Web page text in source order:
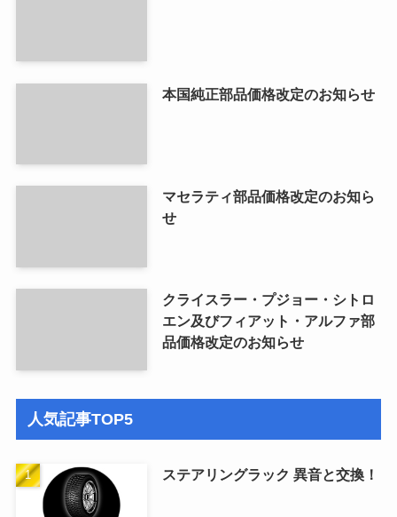
本国純正部品価格改定のお知らせ
マセラティ部品価格改定のお知ら
せ
クライスラー・プジョー・シトロ
エン及びフィアット・アルファ部
品価格改定のお知らせ
人気記事TOP5
ステアリングラック 異音と交換！